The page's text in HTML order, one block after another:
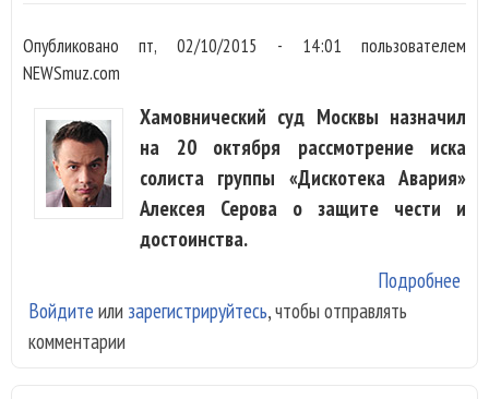
Опубликованопт, 02/10/2015 - 14:01 пользователем
NEWSmuz.com
Хамовнический суд Москвы назначил
на 20 октября рассмотрение иска
солиста группы «Дискотека Авария»
Алексея Серова о защите чести и
достоинства.
Подробнее
Войдите или зарегистрируйтесь, чтобы отправлять
комментарии